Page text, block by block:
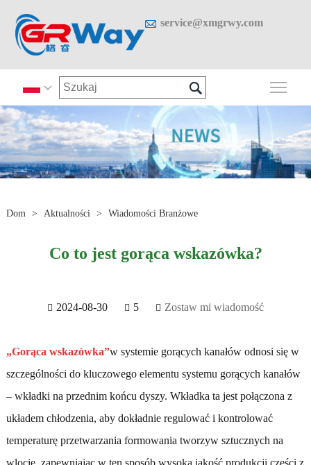
 service@xmgrwy.com
 
Dom > Aktualności > Wiadomości Branżowe
Co to jest gorąca wskazówka?
2024-08-30 5 Zostaw mi wiadomość
„Gorąca wskazówka”w systemie gorących kanałów odnosi się w
szczególności do kluczowego elementu systemu gorących kanałów
– wkładki na przednim końcu dyszy. Wkładka ta jest połączona z
układem chłodzenia, aby dokładnie regulować i kontrolować
temperaturę przetwarzania formowania tworzyw sztucznych na
wlocie, zapewniając w ten sposób wysoką jakość produkcji części z